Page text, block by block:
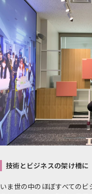
技術とビジネスの架け橋に
いま世の中のほぼすべての